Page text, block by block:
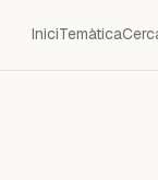
IniciTemàtica